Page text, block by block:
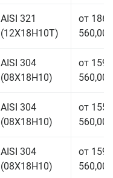
AISI 321
(12Х18Н10Т)
от 186
560,00
AISI 304
(08Х18Н10)
от 159
560,00
AISI 304
(08Х18Н10)
от 155
560,00
AISI 304
(08Х18Н10)
от 159
560,00